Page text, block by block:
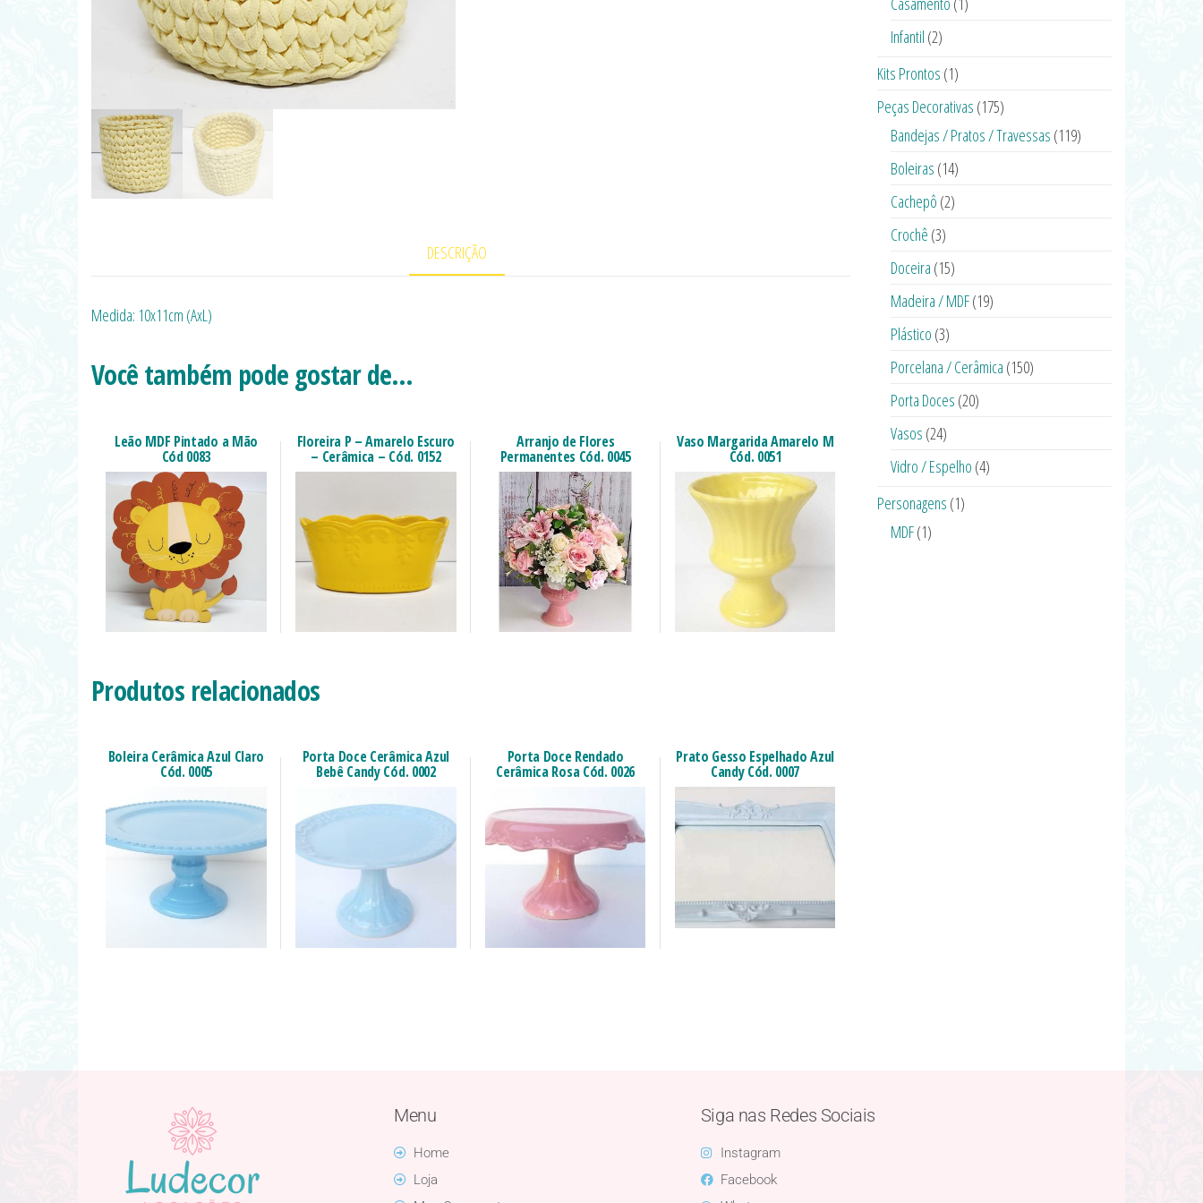
DESCRIÇÃO
Medida: 10x11cm (AxL)
Você também pode gostar de…
Leão MDF Pintado a Mão
Cód 0083
Floreira P – Amarelo Escuro
– Cerâmica – Cód. 0152
Arranjo de Flores
Permanentes Cód. 0045
Vaso Margarida Amarelo M
Cód. 0051
Produtos relacionados
Boleira Cerâmica Azul Claro
Cód. 0005
Porta Doce Cerâmica Azul
Bebê Candy Cód. 0002
Porta Doce Rendado
Cerâmica Rosa Cód. 0026
Prato Gesso Espelhado Azul
Candy Cód. 0007
Infantil (2)
Kits Prontos (1)
Peças Decorativas (175)
Bandejas / Pratos / Travessas (119)
Boleiras (14)
Cachepô (2)
Crochê (3)
Doceira (15)
Madeira / MDF(19)
Plástico (3)
Porcelana / Cerâmica (150)
Porta Doces (20)
Vasos (24)
Vidro / Espelho (4)
Personagens (1)
MDF(1)
Menu
Home
Loja
Siga nas Redes Sociais
Instagram
Facebook